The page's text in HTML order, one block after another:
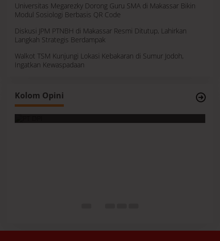
Universitas Megarezky Dorong Guru SMA di Makassar Bikin
Modul Sosiologi Berbasis QR Code
Diskusi JPM PTNBH di Makassar Resmi Ditutup, Lahirkan
Langkah Strategis Berdampak
Walkot TSM Kunjungi Lokasi Kebakaran di Sumur Jodoh,
Ingatkan Kewaspadaan
Kolom Opini
Membaca Realitas